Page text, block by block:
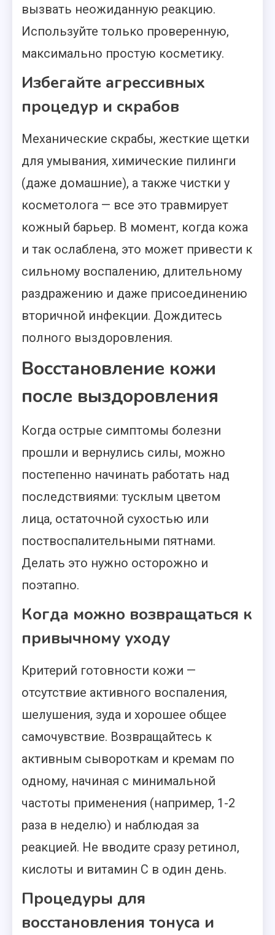
вызвать неожиданную реакцию.
Используйте только проверенную,
максимально простую косметику.
Избегайте агрессивных
процедур и скрабов
Механические скрабы, жесткие щетки
для умывания, химические пилинги
(даже домашние), а также чистки у
косметолога — все это травмирует
кожный барьер. В момент, когда кожа
и так ослаблена, это может привести к
сильному воспалению, длительному
раздражению и даже присоединению
вторичной инфекции. Дождитесь
полного выздоровления.
Восстановление кожи
после выздоровления
Когда острые симптомы болезни
прошли и вернулись силы, можно
постепенно начинать работать над
последствиями: тусклым цветом
лица, остаточной сухостью или
поствоспалительными пятнами.
Делать это нужно осторожно и
поэтапно.
Когда можно возвращаться к
привычному уходу
Критерий готовности кожи —
отсутствие активного воспаления,
шелушения, зуда и хорошее общее
самочувствие. Возвращайтесь к
активным сывороткам и кремам по
одному, начиная с минимальной
частоты применения (например, 1-2
раза в неделю) и наблюдая за
реакцией. Не вводите сразу ретинол,
кислоты и витамин С в один день.
Процедуры для
восстановления тонуса и